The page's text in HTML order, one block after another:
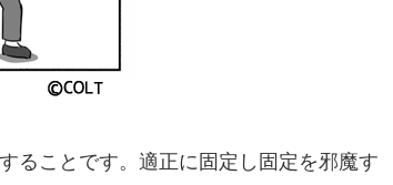
ることです。適正に固定し固定を邪魔す